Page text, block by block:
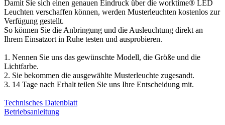
Damit Sie sich einen genauen Eindruck über die worktime® LED
Leuchten verschaffen können, werden Musterleuchten kostenlos zur
Verfügung gestellt.
So können Sie die Anbringung und die Ausleuchtung direkt an
Ihrem Einsatzort in Ruhe testen und ausprobieren.
1. Nennen Sie uns das gewünschte Modell, die Größe und die
Lichtfarbe.
2. Sie bekommen die ausgewählte Musterleuchte zugesandt.
3. 14 Tage nach Erhalt teilen Sie uns Ihre Entscheidung mit.
Technisches Datenblatt
Betriebsanleitung